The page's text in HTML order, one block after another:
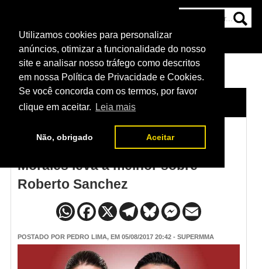
Utilizamos cookies para personalizar
anúncios, otimizar a funcionalidade do nosso
site e analisar nosso tráfego como descritos
em nossa Política de Privacidade e Cookies.
Se você concorda com os termos, por favor
clique em aceitar.
Leia mais
Não, obrigado Aceitar
NOTÍCIAS
HOME NOTÍCIAS
Resultado UFC México: Joseph
Morales leva a melhor sobre
Roberto Sanchez
POSTADO POR PEDRO LIMA, EM 05/08/2017 20:42 - SUPERMMA